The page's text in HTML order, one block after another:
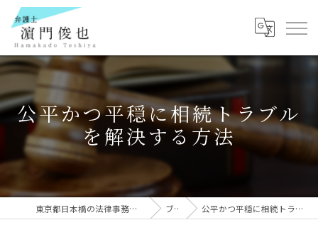
公平かつ平穏に相続トラブル
を解決する方法
東京都日本橋の法律事務所なら弁護士 濵門俊也 ブログ 公平かつ平穏に相続トラブルを解決する方法